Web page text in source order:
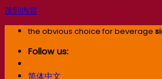
跳到内容
the obvious choice for beverage
Follow us:
简体中文